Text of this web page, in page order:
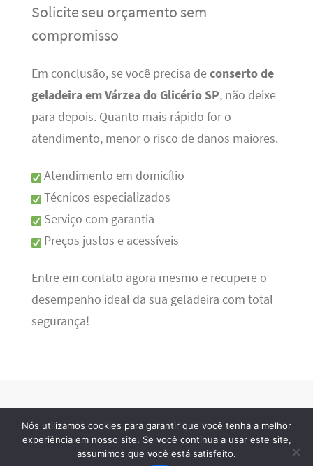
Solicite seu orçamento sem
compromisso
Em conclusão, se você precisa deconserto de
geladeira em Várzea do Glicério SP, não deixe
para depois. Quanto mais rápido for o
atendimento, menor o risco de danos maiores.
Atendimento em domicílio
Técnicos especializados
Serviço com garantia
Preços justos e acessíveis
Entre em contato agora mesmo e recupere o
desempenho ideal da sua geladeira com total
segurança!
· 2026 © Todos os direitos reservados
Nós utilizamos cookies para garantir que você tenha a melhor
experiência em nosso site. Se você continua a usar este site,
assumimos que você está satisfeito.